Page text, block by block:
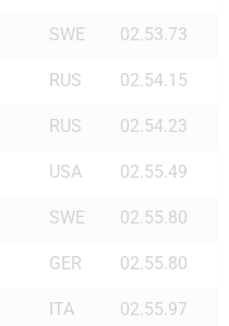
SWE 02.53.73
RUS 02.54.15
RUS 02.54.23
USA 02.55.49
SWE 02.55.80
GER 02.55.80
ITA 02.55.97